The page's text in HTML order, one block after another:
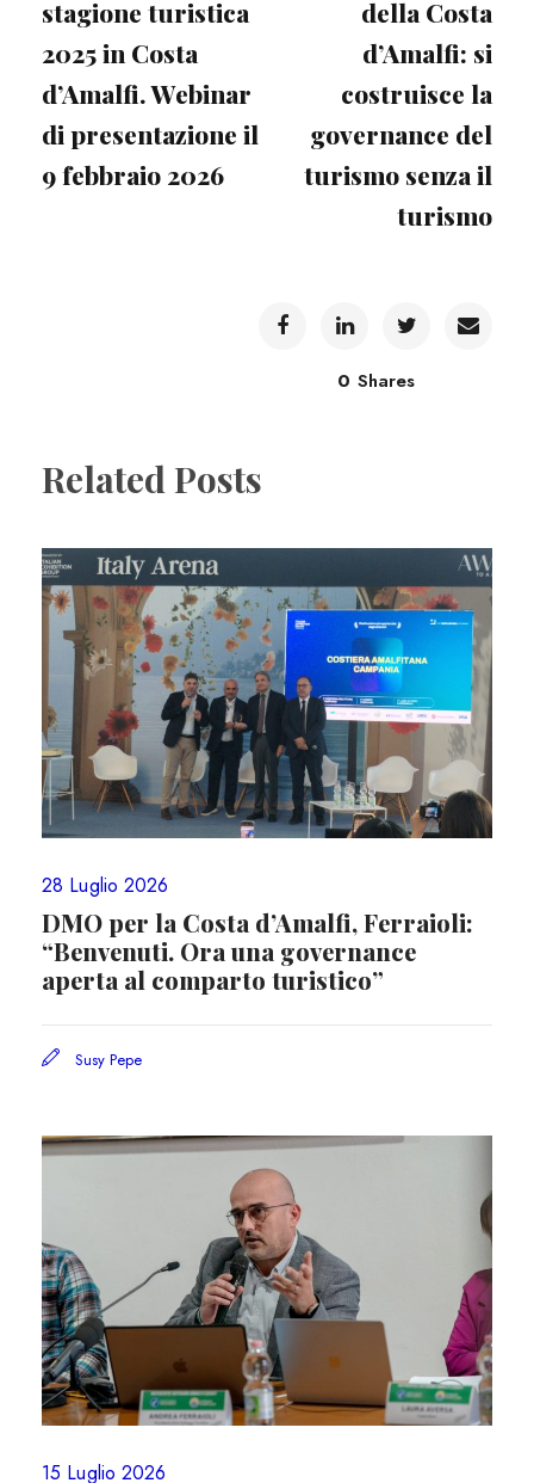
stagione turistica
2025 in Costa
d’Amalfi. Webinar
di presentazione il
9 febbraio 2026
della Costa
d’Amalfi: si
costruisce la
governance del
turismo senza il
turismo
0 Shares
Related Posts
28 Luglio 2026
DMO per la Costa d’Amalfi, Ferraioli:
“Benvenuti. Ora una governance
aperta al comparto turistico”
Susy Pepe
15 Luglio 2026